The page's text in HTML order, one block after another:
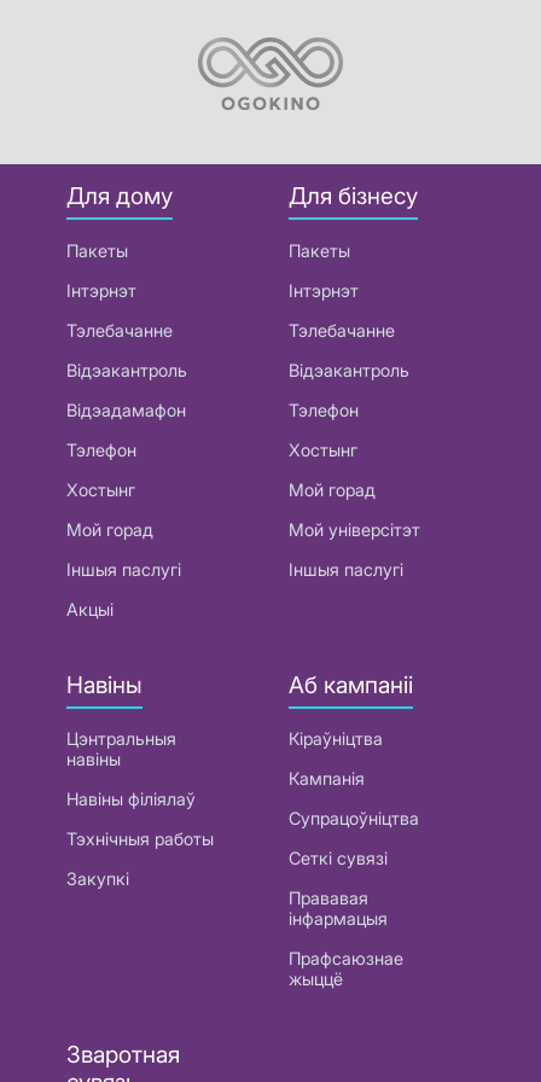
Для дому
Пакеты
Інтэрнэт
Тэлебачанне
Відэакантроль
Відэадамафон
Тэлефон
Хостынг
Мой горад
Іншыя паслугі
Акцыі
Для бізнесу
Пакеты
Інтэрнэт
Тэлебачанне
Відэакантроль
Тэлефон
Хостынг
Мой горад
Мой універсітэт
Іншыя паслугі
Навіны
Цэнтральныя
навіны
Навіны філіялаў
Тэхнічныя работы
Закупкі
Аб кампаніі
Кіраўніцтва
Кампанія
Супрацоўніцтва
Сеткі сувязі
Прававая
інфармацыя
Прафсаюзнае
жыццё
Зваротная